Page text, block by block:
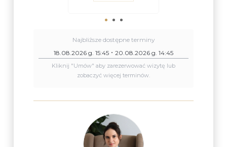
Najbliższe dostępne terminy
18.08.2026 g. 15:45
20.08.2026 g. 14:45
Kliknij "Umów" aby zarezerwować wizytę lub
zobaczyć więcej terminów.